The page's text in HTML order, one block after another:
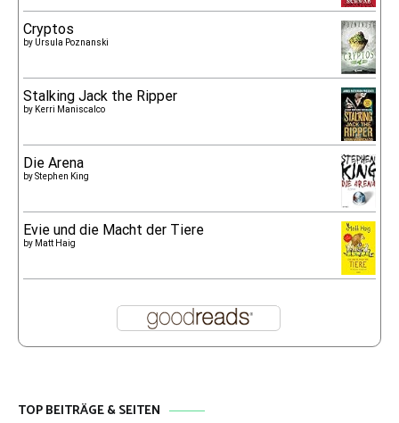
Cryptos
by Ursula Poznanski
Stalking Jack the Ripper
by Kerri Maniscalco
Die Arena
byStephen King
Evie und die Macht der Tiere
by Matt Haig
TOP BEITRÄGE & SEITEN